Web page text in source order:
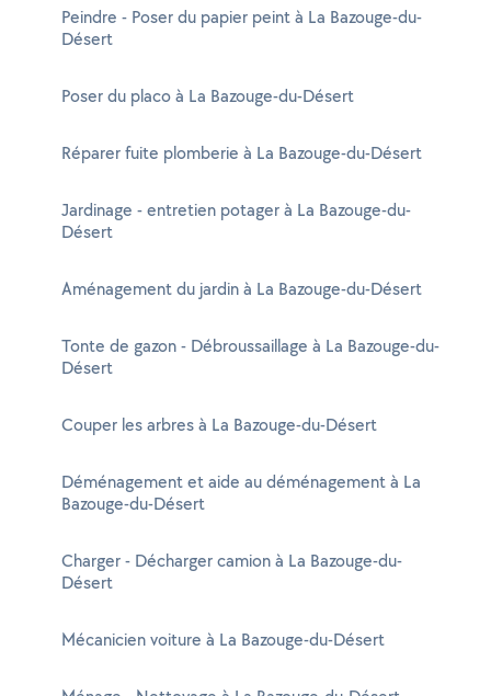
Peindre - Poser du papier peint à La Bazouge-du-
Désert
Poser du placo à La Bazouge-du-Désert
Réparer fuite plomberie à La Bazouge-du-Désert
Jardinage - entretien potager à La Bazouge-du-
Désert
Aménagement du jardin à La Bazouge-du-Désert
Tonte de gazon - Débroussaillage à La Bazouge-du-
Désert
Couper les arbres à La Bazouge-du-Désert
Déménagement et aide au déménagement à La
Bazouge-du-Désert
Charger - Décharger camion à La Bazouge-du-
Désert
Mécanicien voiture à La Bazouge-du-Désert